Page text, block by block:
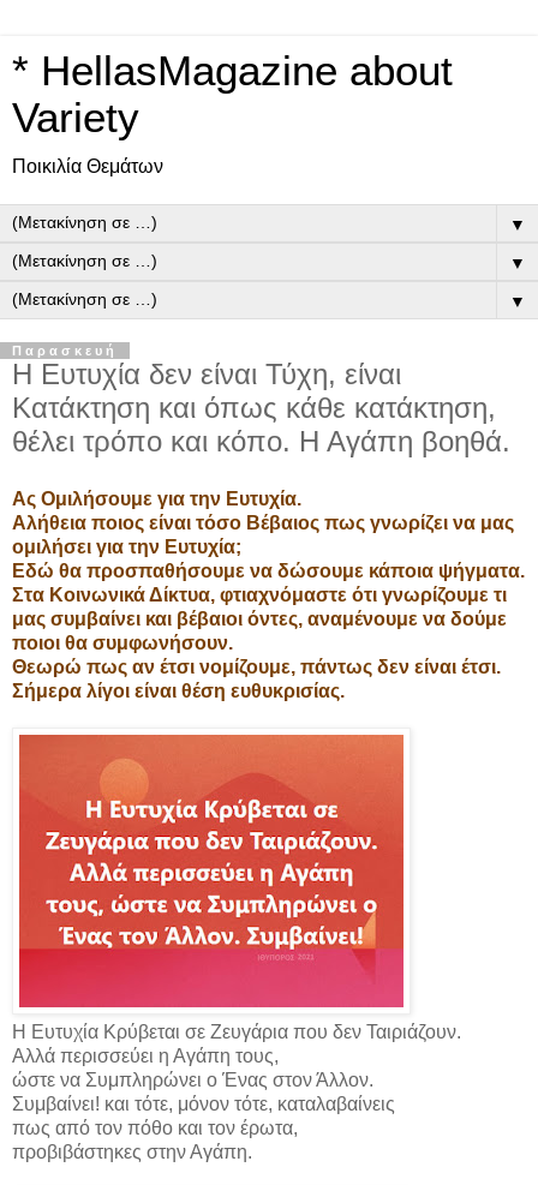
* HellasMagazine about
Variety
Ποικιλία Θεμάτων
▼
▼
▼
Παρασκευή
Η Ευτυχία δεν είναι Τύχη, είναι
Κατάκτηση και όπως κάθε κατάκτηση,
θέλει τρόπο και κόπο. Η Αγάπη βοηθά.
Ας Ομιλήσουμε για την Ευτυχία.
Αλήθεια ποιος είναι τόσο Βέβαιος πως γνωρίζει να μας
ομιλήσει για την Ευτυχία;
Εδώ θα προσπαθήσουμε να δώσουμε κάποια ψήγματα.
Στα Κοινωνικά Δίκτυα, φτιαχνόμαστε ότι γνωρίζουμε τι
μας συμβαίνει και βέβαιοι όντες, αναμένουμε να δούμε
ποιοι θα συμφωνήσουν.
Θεωρώ πως αν έτσι νομίζουμε, πάντως δεν είναι έτσι.
Σήμερα λίγοι είναι θέση ευθυκρισίας.
Η Ευτυχία Κρύβεται σε Ζευγάρια που δεν Ταιριάζουν.
Αλλά περισσεύει η Αγάπη τους,
ώστε να Συμπληρώνει ο Ένας στον Άλλον.
Συμβαίνει! και τότε, μόνον τότε, καταλαβαίνεις
πως από τον πόθο και τον έρωτα,
προβιβάστηκες στην Αγάπη.